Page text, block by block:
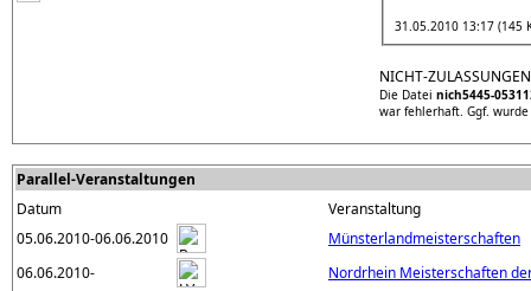
31.05.2010 13:17 (145
NICHT-ZULASSUNGEN
Die Datei nich5445-
war fehlerhaft. Ggf.
Parallel-Veranstaltungen
Datum
Veranstaltung
05.06.2010-06.06.2010
Münsterlandmeisterschaften
06.06.2010-
Nordrhein Meisterschaften